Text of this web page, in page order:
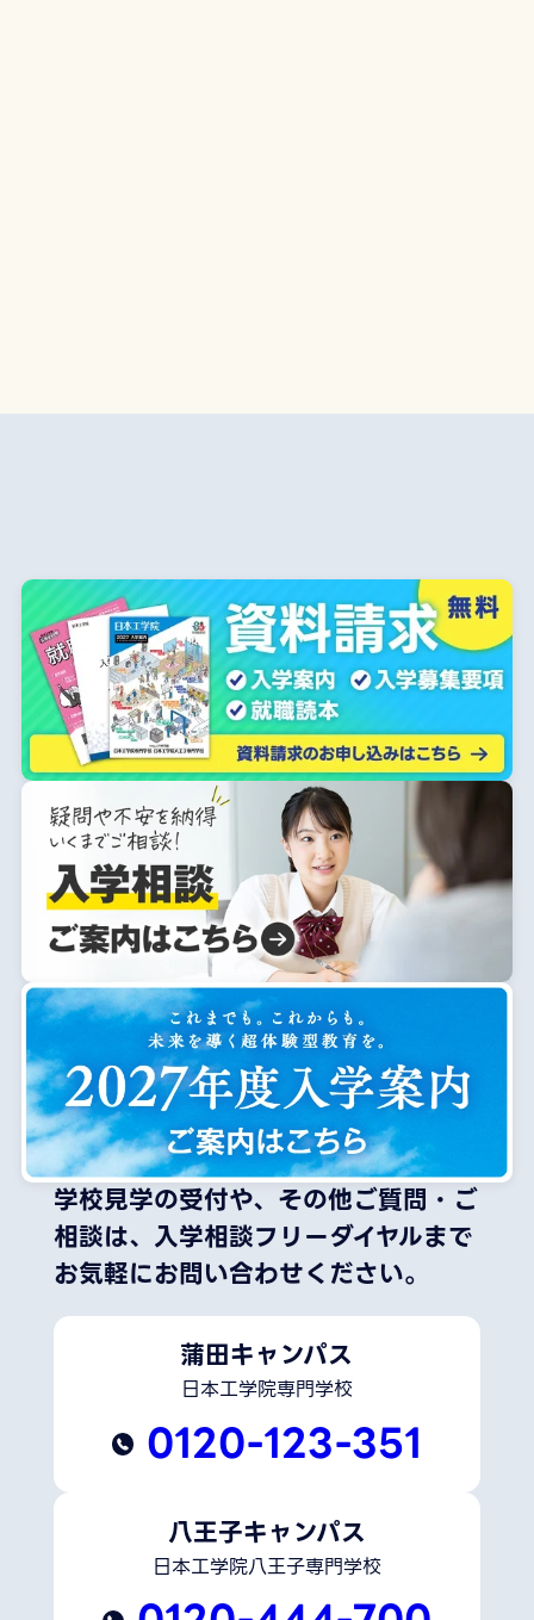
学校見学の受付や、その他ご質問・ご
相談は、 入学相談フリーダイヤルまで
お気軽にお問い合わせください。
蒲田キャンパス
日本工学院専門学校
0120-123-351
八王子キャンパス
日本工学院八王子専門学校